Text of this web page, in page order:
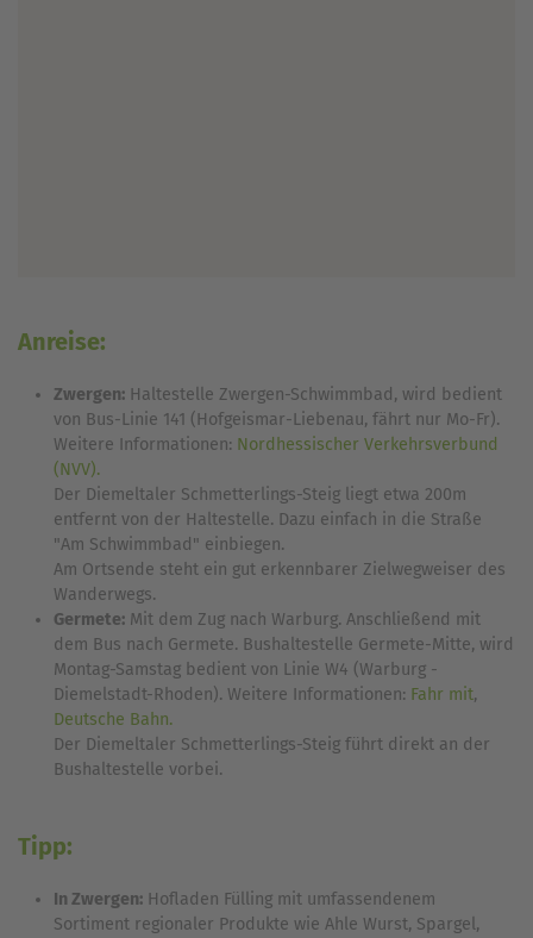
Anreise:
Zwergen: Haltestelle Zwergen-Schwimmbad, wird bedient
von Bus-Linie 141 (Hofgeismar-Liebenau, fährt nur Mo-Fr).
Weitere Informationen: Nordhessischer Verkehrsverbund
(NVV).
Der Diemeltaler Schmetterlings-Steig liegt etwa 200m
entfernt von der Haltestelle. Dazu einfach in die Straße
"Am Schwimmbad" einbiegen.
Am Ortsende steht ein gut erkennbarer Zielwegweiser des
Wanderwegs.
Germete: Mit dem Zug nach Warburg. Anschließend mit
dem Bus nach Germete. Bushaltestelle Germete-Mitte, wird
Montag-Samstag bedient von Linie W4 (Warburg -
Diemelstadt-Rhoden). Weitere Informationen: Fahr mit,
Deutsche Bahn.
Der Diemeltaler Schmetterlings-Steig führt direkt an der
Bushaltestelle vorbei.
Tipp:
In Zwergen: Hofladen Fülling mit umfassendenem
Sortiment regionaler Produkte wie Ahle Wurst, Spargel,